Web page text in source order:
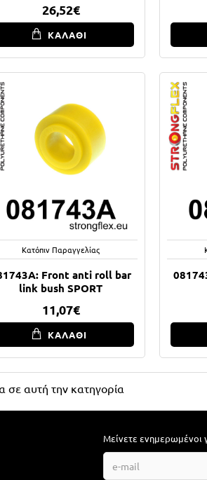
26,52€
ΚΑΛΑΘΙ
Κατόπιν Παραγγελίας
Front anti roll bar
link bush SPORT
11,07€
ΚΑΛΑΘΙ
σε αυτή την κατηγορία
Μείνετε ενημερωμένοι